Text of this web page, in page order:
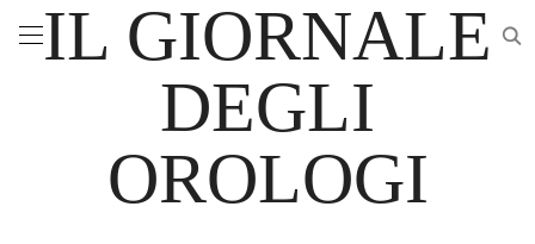
IL GIORNALE
DEGLI
OROLOGI